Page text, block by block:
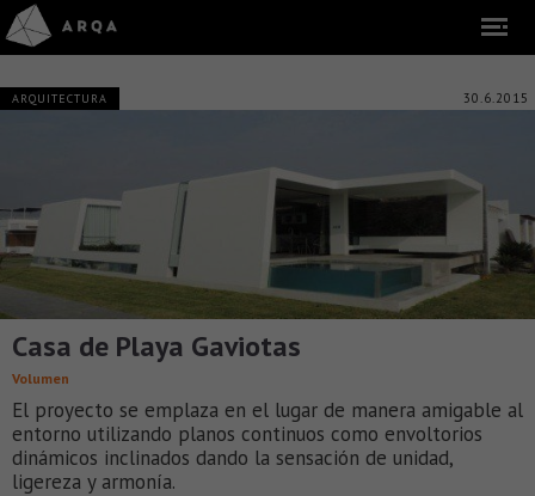
ARQUITECTURA 30.6.2015
Casa de Playa Gaviotas
Volumen
El proyecto se emplaza en el lugar de manera amigable al
entorno utilizando planos continuos como envoltorios
dinámicos inclinados dando la sensación de unidad,
ligereza y armonía.